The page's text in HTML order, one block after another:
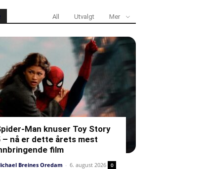
All Utvalgt Mer
Man knuser Toy Story
– nå er dette årets mest
film
Breines Oredam - 6. august 2026 0